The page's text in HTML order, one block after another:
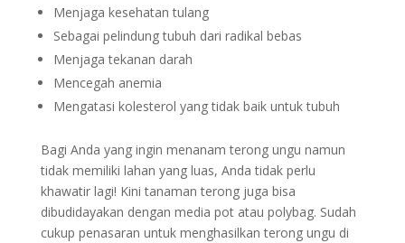
Menjaga kesehatan tulang
Sebagai pelindung tubuh dari radikal bebas
Menjaga tekanan darah
Mencegah anemia
Mengatasi kolesterol yang tidak baik untuk tubuh
Bagi Anda yang ingin menanam terong ungu namun
tidak memiliki lahan yang luas, Anda tidak perlu
khawatir lagi! Kini tanaman terong juga bisa
dibudidayakan dengan media pot atau polybag. Sudah
cukup penasaran untuk menghasilkan terong ungu di